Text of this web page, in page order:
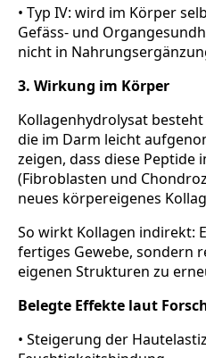
• Typ IV: wird im Körper
Gefäss- und
nicht in
3. Wirkung im Körper
Kollagenhydrolysat
die im Darm leicht
zeigen, dass diese Peptide
(Fibroblasten und
neues körpereigenes
So wirkt Kollagen indirekt:
fertiges Gewebe, sondern
eigenen Strukturen zu
Belegte Effekte laut
• Steigerung der